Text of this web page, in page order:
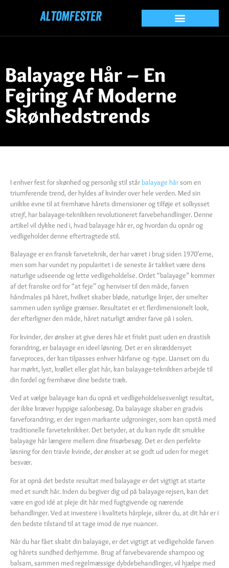
Balayage Hår – En
Fejring Af Moderne
Skønhedstrends
I enhver fest for skønhed og personlig stil står balayage hårsom en
triumferende trend, der hyldes af kvinder over hele verden. Med sin
unikke evne til at fremhæve hårets dimensioner og tilføje et solkysset
strejf, har balayage-teknikken revolutioneret farvebehandlinger. Denne
artikel vil dykke ned i, hvad balayage hår er, og hvordan du opnår og
vedligeholder denne eftertragtede stil.
Balayage er en fransk farveteknik, der har været i brug siden 1970’erne,
men som har vundet ny popularitet i de seneste år takket være dens
naturlige udseende og lette vedligeholdelse. Ordet “balayage” kommer
af det franske ord for “at feje” og henviser til den måde, farven
håndmales på håret, hvilket skaber bløde, naturlige linjer, der smelter
sammen uden synlige grænser. Resultatet er et flerdimensionelt look,
der efterligner den måde, håret naturligt ændrer farve på i solen.
For kvinder, der ønsker at give deres hår et friskt pust uden en drastisk
forandring, er balayage en ideel løsning. Det er en skræddersyet
farveproces, der kan tilpasses enhver hårfarve og -type. Uanset om du
har mørkt, lyst, krøllet eller glat hår, kan balayage-teknikken arbejde til
din fordel og fremhæve dine bedste træk.
Ved at vælge balayage kan du opnå et vedligeholdelsesvenligt resultat,
der ikke kræver hyppige salonbesøg. Da balayage skaber en gradvis
farveforandring, er der ingen markante udgroninger, som kan opstå med
traditionelle farveteknikker. Det betyder, at du kan nyde dit smukke
balayage hår længere mellem dine frisørbesøg. Det er den perfekte
løsning for den travle kvinde, der ønsker at se godt ud uden for meget
besvær.
For at opnå det bedste resultat med balayage er det vigtigt at starte
med et sundt hår. Inden du begiver dig ud på balayage-rejsen, kan det
være en god idé at pleje dit hår med fugtgivende og nærende
behandlinger. Ved at investere i kvalitets hårpleje, sikrer du, at dit hår er i
den bedste tilstand til at tage imod de nye nuancer.
Når du har fået skabt din balayage, er det vigtigt at vedligeholde farven
og hårets sundhed derhjemme. Brug af farvebevarende shampoo og
balsam, sammen med regelmæssige dybdebehandlinger, vil hjælpe med